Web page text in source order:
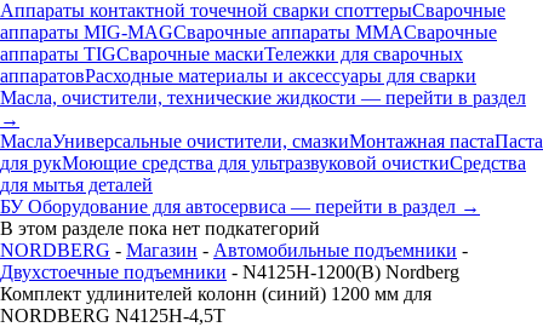
Аппараты контактной точечной сварки cпоттерыСварочные
аппараты MIG-MAGСварочные аппараты MMAСварочные
аппараты TIGСварочные маскиТележки для сварочных
аппаратовРасходные материалы и аксессуары для сварки
Масла, очистители, технические жидкости — перейти в раздел
→
МаслаУниверсальные очистители, смазкиМонтажная пастаПаста
для рукМоющие средства для ультразвуковой очисткиСредства
для мытья деталей
БУ Оборудование для автосервиса — перейти в раздел →
В этом разделе пока нет подкатегорий
NORDBERG - Магазин - Автомобильные подъемники -
Двухстоечные подъемники - N4125H-1200(B) Nordberg
Комплект удлинителей колонн (синий) 1200 мм для
NORDBERG N4125H-4,5T